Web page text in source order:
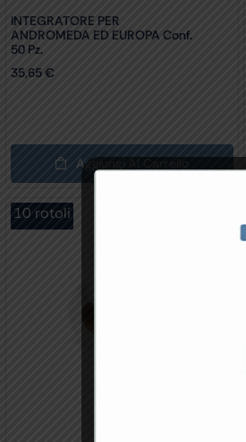
INTEGRATORE PER
ANDROMEDA ED EUROPA Conf.
50 Pz.
35,65€
Aggiungi Al Carrello
10 rotoli